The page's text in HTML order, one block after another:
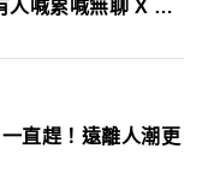
喊累喊無聊 X 爸
直趕！遠離人潮更